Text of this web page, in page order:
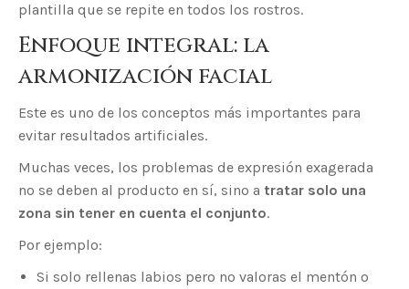
plantilla que se repite en todos los rostros.
Enfoque integral: la
armonización facial
Este es uno de los conceptos más importantes para
evitar resultados artificiales.
Muchas veces, los problemas de expresión exagerada
no se deben al producto en sí, sino a tratar solo una
zona sin tener en cuenta el conjunto.
Por ejemplo:
Si solo rellenas labios pero no valoras el mentón o